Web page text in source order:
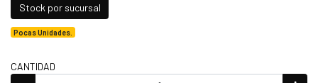
Stock por sucursal
Pocas Unidades.
CANTIDAD